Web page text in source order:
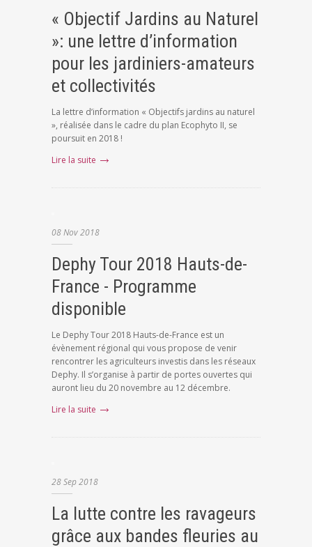
« Objectif Jardins au Naturel
»: une lettre d’information
pour les jardiniers-amateurs
et collectivités
La lettre d’information « Objectifs jardins au naturel
», réalisée dans le cadre du plan Ecophyto II, se
poursuit en 2018 !
Lire la suite
08Nov2018
Dephy Tour 2018 Hauts-de-
France - Programme
disponible
Le Dephy Tour 2018 Hauts-de-France est un
évènement régional qui vous propose de venir
rencontrer les agriculteurs investis dans les réseaux
Dephy. Il s’organise à partir de portes ouvertes qui
auront lieu du 20 novembre au 12 décembre.
Lire la suite
28Sep2018
La lutte contre les ravageurs
grâce aux bandes fleuries au